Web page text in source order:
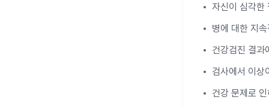
자신이 심각한
병에 대한 지
건강검진 결과
검사에서 이상
건강 문제로